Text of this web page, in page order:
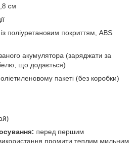
см
поліуретановим покриттям, ABS
акумулятора (заряджати за
що додається)
пакеті (без коробки)
перед першим
промити теплим мильним